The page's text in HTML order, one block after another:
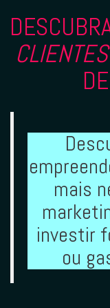
CLIENTES
mais
investir
ou